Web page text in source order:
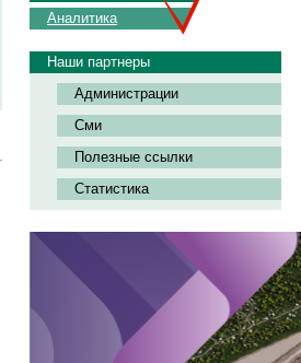
Аналитика
Наши партнеры
Администрации
Сми
Полезные ссылки
Статистика